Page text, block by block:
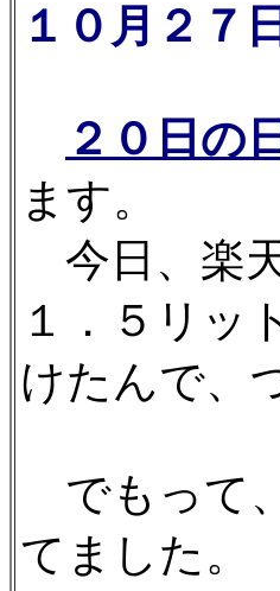
１０月２７
２０日の
ます。
今日、楽
１．５リッ
けたんで、
でもって、
てました。